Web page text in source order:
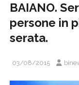
BAIANO.
persone in
serata.
03/08/2015